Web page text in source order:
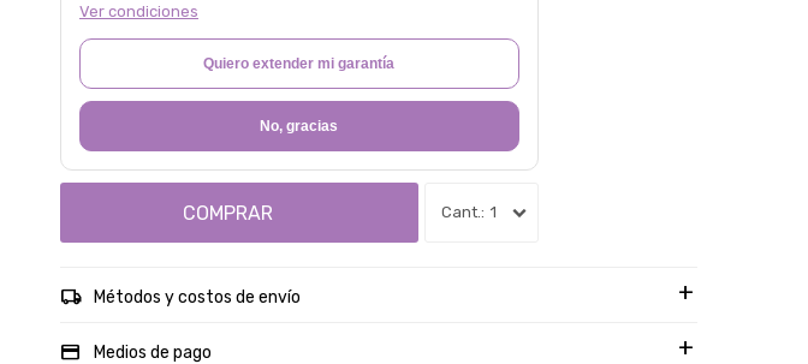
Ver condiciones
Quiero extender mi garantía
No, gracias
1
COMPRAR
Métodos y costos de envío
Medios de pago